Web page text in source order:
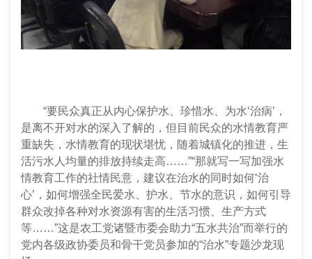
“要民众真正从内心保护水、珍惜水、为水‘治病’，
是离不开对水的深入了解的，但目前民众的水情教育严
重缺失，水情教育的现状堪忧，随着城镇化的推进，生
活污水人均量的排放持续走高……”“那就写一写加强水
情教育工作的社情民意，建议在治水的同时如何‘治
心’，如何增强全民爱水、护水、节水的意识，如何引导
群众改掉各种对水资源有害的生活习惯、生产方式
等……”这是农工党诸暨市委会助力“五水共治”而举行的
党内各级政协委员和骨干党员参加的“治水”专题沙龙现